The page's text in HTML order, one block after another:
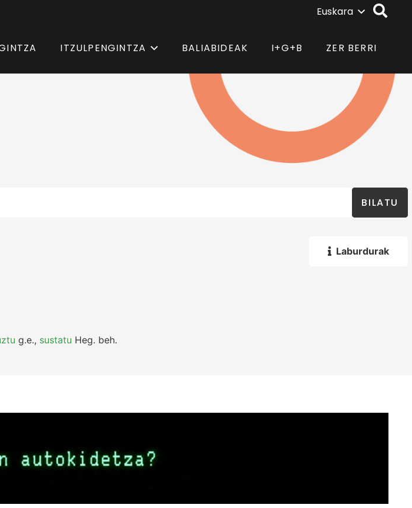
Euskara
ITZULPENGINTZA BALIABIDEAK I+G+B ZER BERRI
BILATU
Laburdurak
g.e., sustatu Heg. beh.